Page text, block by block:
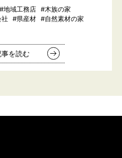
#地域工務店 #木族の家
#県産材 #自然素材の家
事を読む